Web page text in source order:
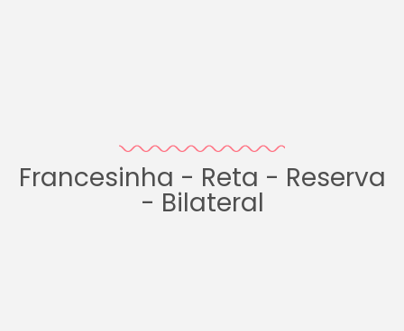
Francesinha - Reta - Reserva
- Bilateral